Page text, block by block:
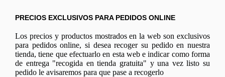
PRECIOS EXCLUSIVOS PARA PEDIDOS ONLINE
Los precios y productos mostrados en la web son exclusivos
para pedidos online, si desea recoger su pedido en nuestra
tienda, tiene que efectuarlo en esta web e indicar como forma
de entrega "recogida en tienda gratuita" y una vez listo su
pedido le avisaremos para que pase a recogerlo